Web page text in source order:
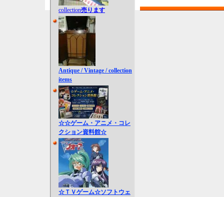
collection売ります
Antique / Vintage / collection
items
☆☆ゲーム・アニメ・コレ
クション資料館☆
☆ＴＶゲーム☆ソフトウェ